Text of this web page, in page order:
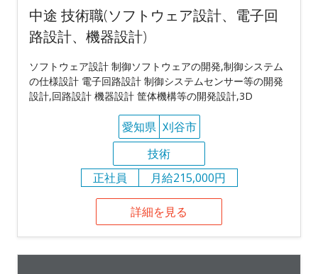
中途 技術職(ソフトウェア設計、電子回
路設計、機器設計)
ソフトウェア設計 制御ソフトウェアの開発,制御システム
の仕様設計 電子回路設計 制御システムセンサー等の開発
設計,回路設計 機器設計 筐体機構等の開発設計,3D
愛知県 刈谷市
技術
正社員
月給215,000円
詳細を見る